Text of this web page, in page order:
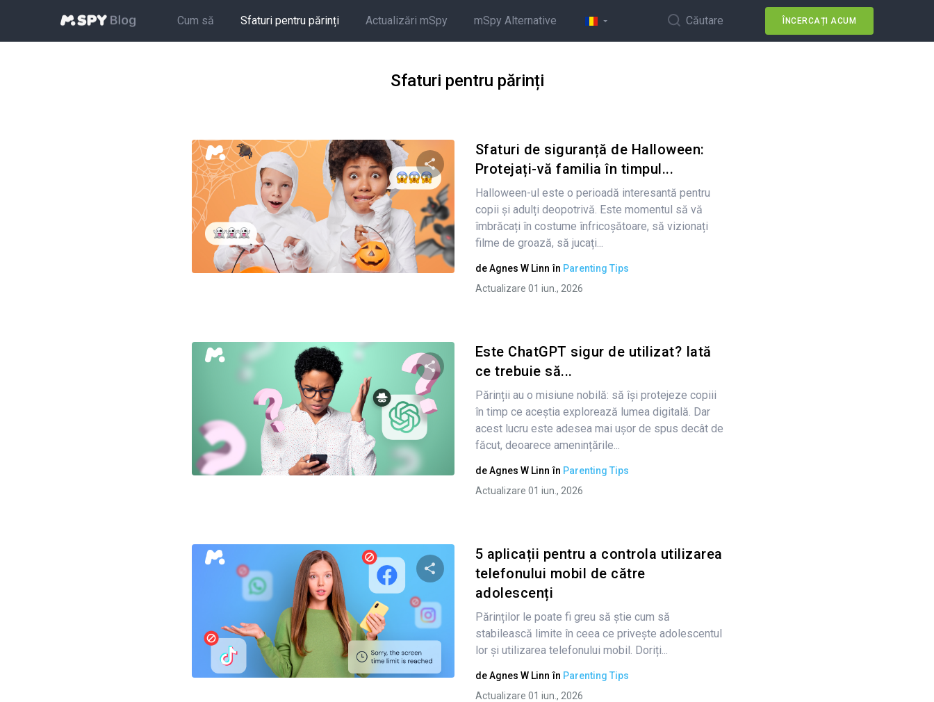
Cum să Sfaturi pentru părinți Actualizări mSpy mSpy Alternative Căutare ÎNCERCAȚI ACUM
Sfaturi pentru părinți
Condividi questo articolo
Twitter
Sfaturi de siguranță de Halloween:
Protejați-vă familia în timpul...
Halloween-ul este o perioadă interesantă pentru
copii și adulți deopotrivă. Este momentul să vă
îmbrăcați în costume înfricoșătoare, să vizionați
filme de groază, să jucați...
deAgnes W Linn în Parenting Tips
Actualizare 01 iun., 2026
Condividi questo articolo
Este ChatGPT sigur de utilizat? Iată
ce trebuie să...
Părinții au o misiune nobilă: să își protejeze copiii
în timp ce aceștia explorează lumea digitală. Dar
acest lucru este adesea mai ușor de spus decât de
făcut, deoarece amenințările...
deAgnes W Linn în Parenting Tips
Actualizare 01 iun., 2026
Condividi questo articolo
Twitter
5 aplicații pentru a controla utilizarea
telefonului mobil de către
adolescenți
Părinților le poate fi greu să știe cum să
stabilească limite în ceea ce privește adolescentul
lor și utilizarea telefonului mobil. Doriți...
deAgnes W Linn în Parenting Tips
Actualizare 01 iun., 2026